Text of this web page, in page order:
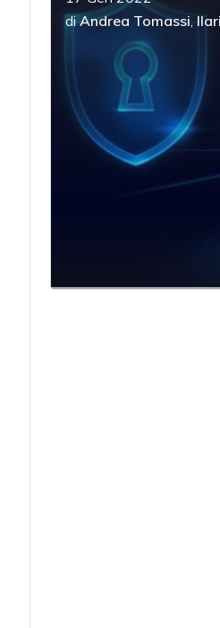
diAndrea Tomassi,